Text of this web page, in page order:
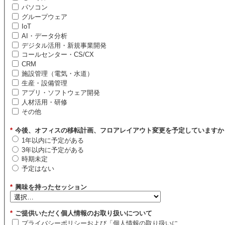
パソコン
グループウェア
IoT
AI・データ分析
デジタル活用・新規事業開発
コールセンター・CS/CX
CRM
施設管理（電気・水道）
生産・設備管理
アプリ・ソフトウェア開発
人材活用・研修
その他
* 今後、オフィスの移転計画、フロアレイアウト変更を予定しています
1年以内に予定がある
3年以内に予定がある
時期未定
予定はない
* 興味を持ったセッション
* ご提供いただく個人情報のお取り扱いについて
プライバシーポリシーおよび「個人情報の取り扱いに